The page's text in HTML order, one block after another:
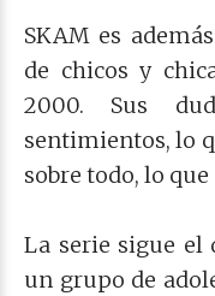
SKAM es
de chicos y
2000. Sus
sentimientos, lo
sobre todo, lo que
La serie sigue el
un grupo de